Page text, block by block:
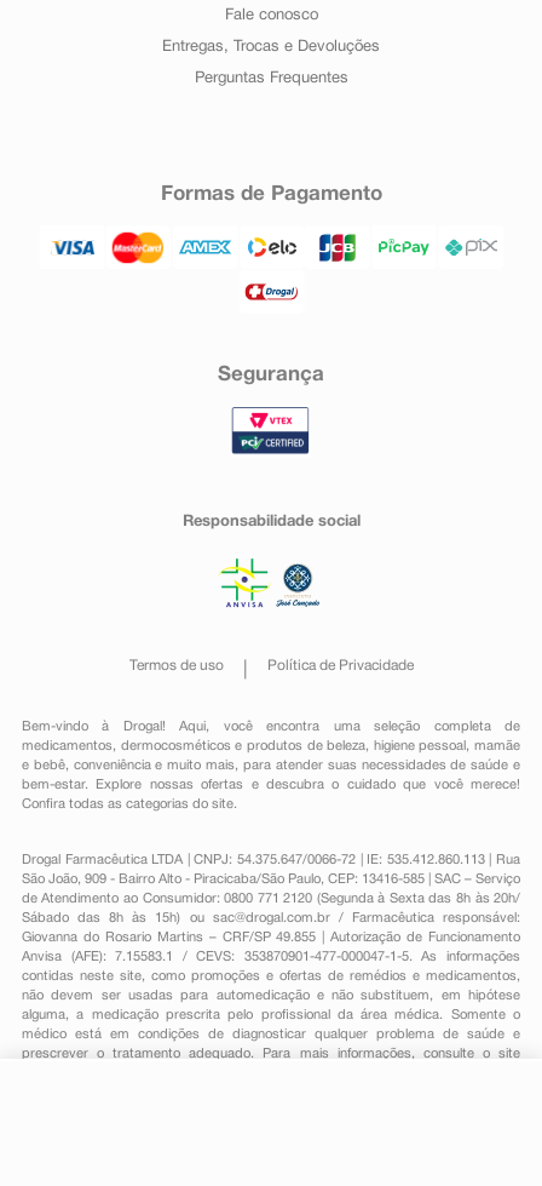
Fale conosco
Entregas, Trocas e Devoluções
Perguntas Frequentes
Formas de Pagamento
Segurança
Responsabilidade social
Termos de uso Política de Privacidade
Bem-vindo à Drogal! Aqui, você encontra uma seleção completa de
medicamentos , dermocosméticos e produtos de beleza, higiene pessoal ,mamãe
e bebê, conveniênciae muito mais, para atender suas necessidades de saúde e
bem-estar. Explore nossas ofertas e descubra o cuidado que você merece!
Confira todas as categorias do site.
Drogal Farmacêutica LTDA | CNPJ: 54.375.647/0066-72 | IE: 535.412.860.113 | Rua
São João, 909 - Bairro Alto - Piracicaba/São Paulo, CEP: 13416-585 | SAC – Serviço
de Atendimento ao Consumidor: 0800 771 2120 (Segunda à Sexta das 8h às 20h/
Sábado das 8h às 15h) ou sac@drogal.com.br/ Farmacêutica responsável:
Giovanna do Rosario Martins – CRF/SP 49.855 | Autorização de Funcionamento
Anvisa (AFE): 7.15583.1 / CEVS: 353870901-477-000047-1-5. As informações
contidas neste site, como promoções e ofertas de remédios e medicamentos,
não devem ser usadas para automedicação e não substituem, em hipótese
alguma, a medicação prescrita pelo profissional da área médica. Somente o
médico está em condições de diagnosticar qualquer problema de saúde e
prescrever o tratamento adequado. Para mais informações, consulte o site